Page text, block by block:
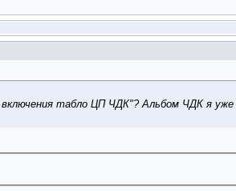
табло ЦП ЧДК"? Альбом ЧДК я